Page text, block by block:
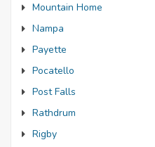
Mountain Home
Nampa
Payette
Pocatello
Post Falls
Rathdrum
Rigby